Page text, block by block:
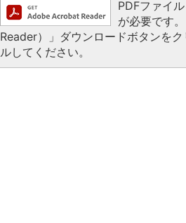
PDFファイ
が必要です
Reader）」ダウンロードボタンを
ルしてください。